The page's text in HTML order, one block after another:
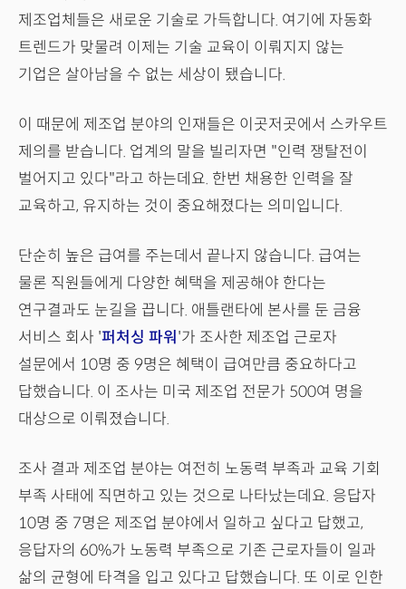
제조업체들은 새로운 기술로 가득합니다. 여기에 자동화
트렌드가 맞물려 이제는 기술 교육이 이뤄지지 않는
기업은 살아남을 수 없는 세상이 됐습니다.
이 때문에 제조업 분야의 인재들은 이곳저곳에서 스카우트
제의를 받습니다. 업계의 말을 빌리자면 "인력 쟁탈전이
벌어지고 있다"라고 하는데요. 한번 채용한 인력을 잘
교육하고, 유지하는 것이 중요해졌다는 의미입니다.
단순히 높은 급여를 주는데서 끝나지 않습니다. 급여는
물론 직원들에게 다양한 혜택을 제공해야 한다는
연구결과도 눈길을 끕니다. 애틀랜타에 본사를 둔 금융
서비스 회사 '퍼처싱 파워 '가 조사한 제조업 근로자
설문에서 10명 중 9명은 혜택이 급여만큼 중요하다고
답했습니다. 이 조사는 미국 제조업 전문가 500여 명을
대상으로 이뤄졌습니다.
조사 결과 제조업 분야는 여전히 노동력 부족과 교육 기회
부족 사태에 직면하고 있는 것으로 나타났는데요. 응답자
10명 중 7명은 제조업 분야에서 일하고 싶다고 답했고,
응답자의 60%가 노동력 부족으로 기존 근로자들이 일과
삶의 균형에 타격을 입고 있다고 답했습니다. 또 이로 인한